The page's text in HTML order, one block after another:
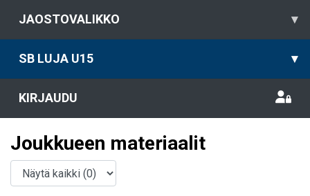
JAOSTOVALIKKO ▾
SB LUJA U15 ▾
KIRJAUDU
Joukkueen materiaalit